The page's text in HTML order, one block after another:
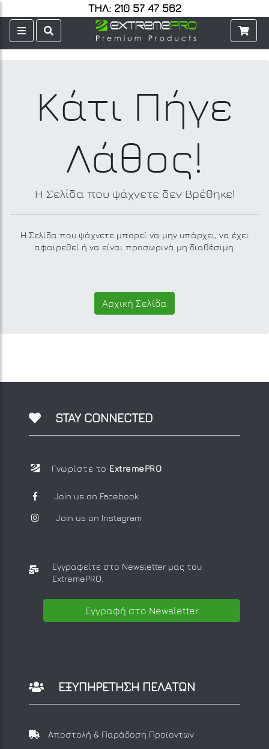
ΤΗΛ: 210 57 47 562
Κάτι Πήγε
Λάθος!
Η Σελίδα που ψάχνετε δεν Βρέθηκε!
Η Σελίδα που ψάχνετε μπορεί να μην υπάρχει, να έχει
αφαιρεθεί ή να είναι προσωρινά μη διαθέσιμη.
Αρχική Σελίδα
STAY CONNECTED
Γνωρίστε το ExtremePRO
Join us on Facebook
Join us on Instagram
Εγγραφείτε στο Newsletter μας του
ExtremePRO.
Εγγραφή στο Newsletter
ΕΞΥΠΗΡΕΤΗΣΗ ΠΕΛΑΤΩΝ
Αποστολή & Παράδοση Προϊοντων